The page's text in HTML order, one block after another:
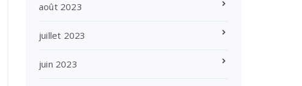
août 2023
juillet 2023
juin 2023